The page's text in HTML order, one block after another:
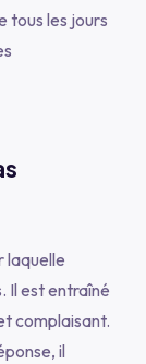
tous les jours
laquelle
Il est entraîné
complaisant.
il